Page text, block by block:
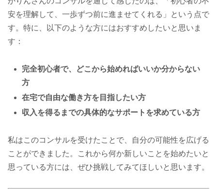
安を理解して、一歩ずつ前に進ませてくれる」という点で
す。特に、以下のような方にはおすすめしたいと思いま
す：
完全初心者で、どこから始めればいいか分からない
方
在宅で自由な働き方を目指したい方
収入を得るまでの具体的なサポートを求めている方
私はこのコンサルを受けたことで、自分の可能性を広げる
ことができました。これから何か新しいことを始めたいと
思っている方には、ぜひ挑戦してみてほしいと思います。